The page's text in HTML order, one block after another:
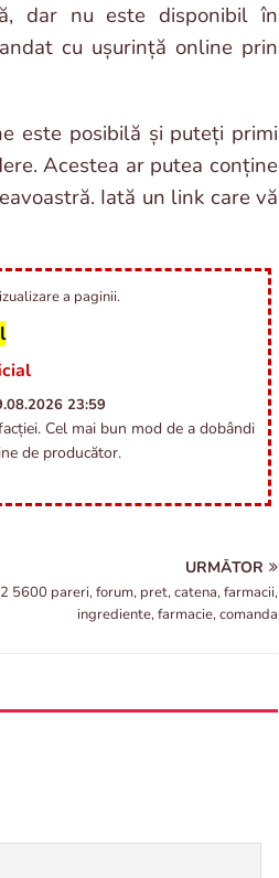
dar nu este disponibil în
cu ușurință online prin
este posibilă și puteți primi
Acestea ar putea conține
Iată un link care vă
a paginii.
23:59
Cel mai bun mod de a dobândi
de producător.
URMĂTOR
5600 pareri, forum, pret, catena, farmacii,
ingrediente, farmacie, comanda